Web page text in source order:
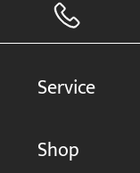
Service
Shop